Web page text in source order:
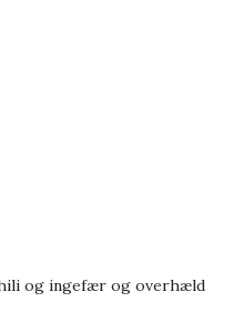
og ingefær og overhæld